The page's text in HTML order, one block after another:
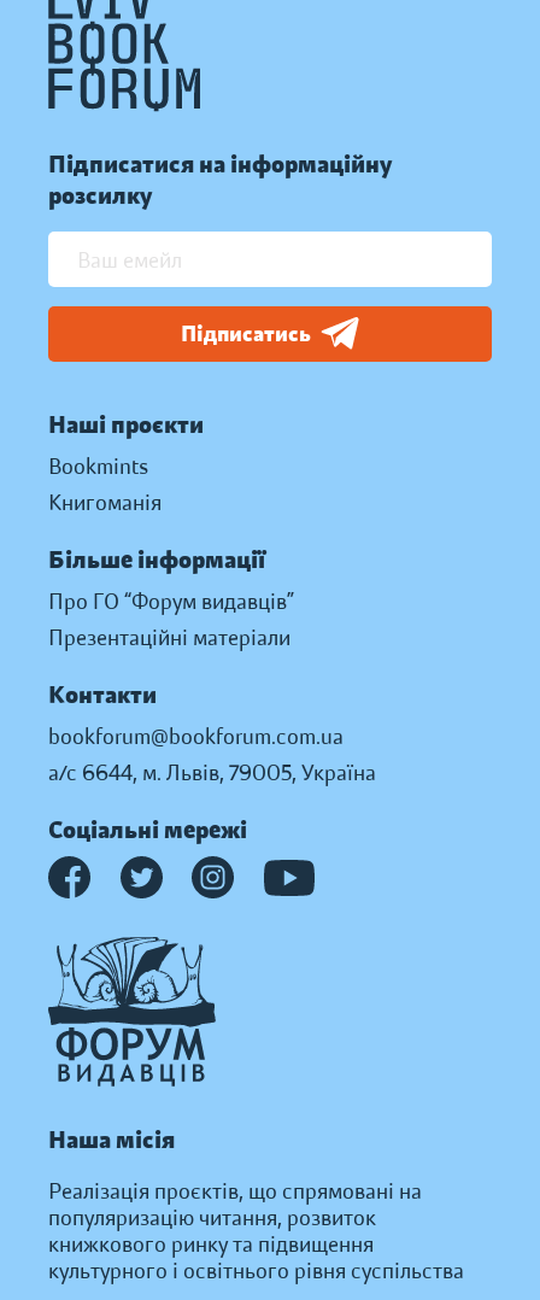
Підписатися на інформаційну
розсилку
Підписатись
Наші проєкти
Bookmints
Книгоманія
Більше інформації
Про ГО “Форум видавців”
Презентаційні матеріали
Контакти
bookforum@bookforum.com.ua
а/с 6644, м. Львів, 79005, Україна
Соціальні мережі
Наша місія
Реалізація проєктів, що спрямовані на
популяризацію читання, розвиток
книжкового ринку та підвищення
культурного і освітнього рівня суспільства